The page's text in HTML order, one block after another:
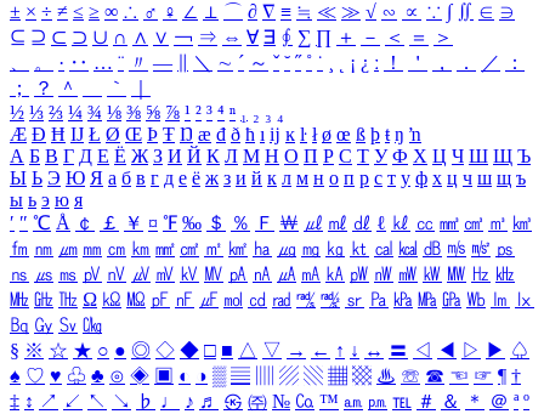
± × ÷ ≠ ≤ ≥ ∞ ∴ ♂ ♀ ∠ ⊥ ⌒ ∂ ∇ ≡ ≒ ≪ ≫ √ ∽ ∝ ∵ ∫ ∬ ∈ ∋
⊆ ⊇ ⊂ ⊃ ∪ ∩ ∧ ∨ ￢ ⇒ ⇔ ∀ ∃ ∮ ∑ ∏ ＋ － ＜ ＝
＞
、
。 · ‥ … ¨ 〃 ― ＼ ∼ ´ ～ ˇ ˘ ˝ ˚ ˙ ¸ ¡ ¿ ː ！ ＇ ， ． ／
：
；
？ ＾ ｀
½ ⅓ ⅔ ¼ ¾ ⅛ ⅜ ⅝ ⅞ ¹ ² ³ ⁴ ⁿ ₁ ₂ ₃ ₄
Æ Ð Ħ Ĳ Ł Ø Œ Þ Ŧ Ŋ æ đ ð ħ ı ĳ ĸ ŀ ł ø œ ß þ ŧ ŋ ŉ
А Б В Г Д Е Ё Ж З И Й К Л М Н О П Р С Т У Ф Х Ц Ч Ш Щ Ъ
Ы Ь Э Ю Я а б в г д е ё ж з и й к л м н о п р с т у ф х ц ч ш щ ъ
ы ь э ю я
′ ″ ℃ Å ￠ ￡ ￥ ¤ ℉ ‰ ＄ ％ Ｆ ￦ ㎕ ㎖ ㎗ ℓ ㎘ ㏄ ㎣ ㎤ ㎥ ㎦
㎙ ㎚ ㎛ ㎜ ㎝ ㎞ ㎟ ㎠ ㎡ ㎢ ㏊ ㎍ ㎎ ㎏ ㏏ ㎈ ㎉ ㏈ ㎧ ㎨ ㎰
㎱ ㎲ ㎳ ㎴ ㎵ ㎶ ㎷ ㎸ ㎹ ㎀ ㎁ ㎂ ㎃ ㎄ ㎺ ㎻ ㎽ ㎾ ㎿ ㎐ ㎑
㎒ ㎓ ㎔ Ω ㏀ ㏁ ㎊ ㎋ ㎌ ㏖ ㏅ ㎭ ㎮ ㎯ ㏛ ㎩ ㎪ ㎫ ㎬ ㏝ ㏐
㏓
㏃ ㏉ ㏜ ㏆
§ ※ ☆ ★ ○ ● ◎ ◇ ◆ □ ■ △ ▽ → ← ↑ ↓ ↔ 〓 ◁ ◀ ▷ ▶ ♤
♠ ♡ ♥ ♧ ♣ ⊙ ◈ ▣ ◐ ◑ ▒ ▤ ▨ ▧ ▦ ▩ ♨ ☏ ☎ ☜ ☞ ¶ †
‡ ↕ ↗ ↙ ↖ ↘ ♭ ♩ ♪ ♬ ㉿ ㈜ № ㏇ ™ ㏂ ㏘ ℡ ＃ ＆ ＊ ＠ ª º